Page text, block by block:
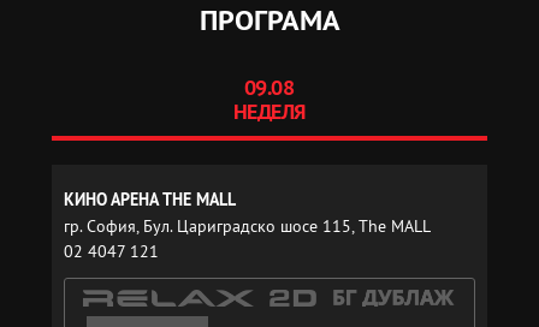
ПРОГРАМА
09.08
НЕДЕЛЯ
КИНО АРЕНА THE MALL
гр. София, Бул. Цариградско шосе 115, The MALL
02 4047 121